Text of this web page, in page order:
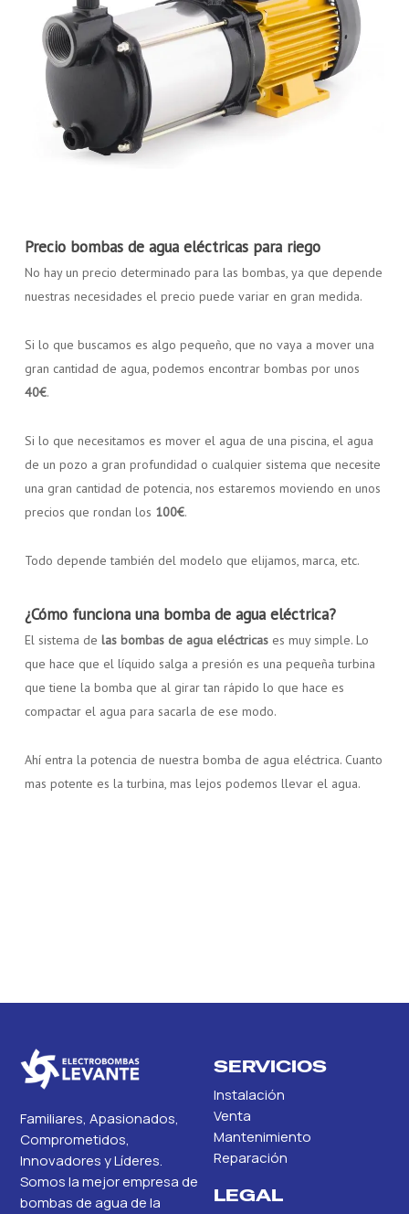
Precio bombas de agua eléctricas para riego
No hay un precio determinado para las bombas, ya que depende
nuestras necesidades el precio puede variar en gran medida.
Si lo que buscamos es algo pequeño, que no vaya a mover una
gran cantidad de agua, podemos encontrar bombas por unos
40€.
Si lo que necesitamos es mover el agua de una piscina, el agua
de un pozo a gran profundidad o cualquier sistema que necesite
una gran cantidad de potencia, nos estaremos moviendo en unos
precios que rondan los 100€.
Todo depende también del modelo que elijamos, marca, etc.
¿Cómo funciona una bomba de agua eléctrica?
El sistema de las bombas de agua eléctricases muy simple. Lo
que hace que el líquido salga a presión es una pequeña turbina
que tiene la bomba que al girar tan rápido lo que hace es
compactar el agua para sacarla de ese modo.
Ahí entra la potencia de nuestra bomba de agua eléctrica. Cuanto
mas potente es la turbina, mas lejos podemos llevar el agua.
Familiares, Apasionados,
Comprometidos,
Innovadores y Líderes.
Somos la mejor empresa de
bombas de agua de la
SERVICIOS
Instalación
Venta
Mantenimiento
Reparación
LEGAL